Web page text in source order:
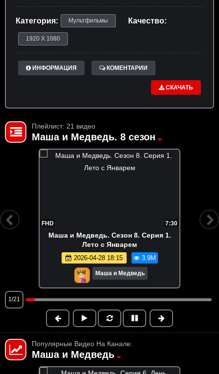
Категория: Мультфильмы Качество:
1920 X 1080
ИНФОРМАЦИЯ КОМЕНТАРИИ
СКАЧАТЬ
Плейлист: 21 видео
Маша и Медведь. 8 сезон
FHD 7:30
Маша и Медведь. Сезон 8. Серия 1.
Лето с Январем
2026-04-28 18:15 3.9M
Маша и Медведь
1/21
Популярные Видео На Канале:
Маша и Медведь